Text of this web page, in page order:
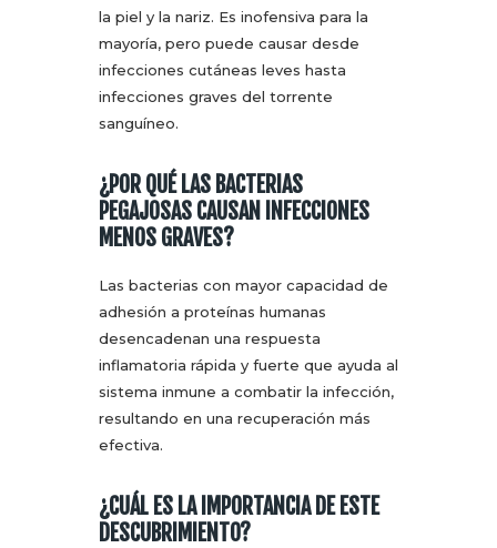
la piel y la nariz. Es inofensiva para la
mayoría, pero puede causar desde
infecciones cutáneas leves hasta
infecciones graves del torrente
sanguíneo.
¿POR QUÉ LAS BACTERIAS
PEGAJOSAS CAUSAN INFECCIONES
MENOS GRAVES?
Las bacterias con mayor capacidad de
adhesión a proteínas humanas
desencadenan una respuesta
inflamatoria rápida y fuerte que ayuda al
sistema inmune a combatir la infección,
resultando en una recuperación más
efectiva.
¿CUÁL ES LA IMPORTANCIA DE ESTE
DESCUBRIMIENTO?